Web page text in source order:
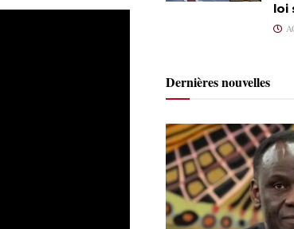
loi
Dernières nouvelles